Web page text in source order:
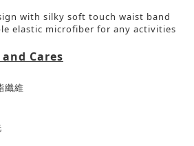
with silky soft touch waist band
elastic microfiber for any activities
Cares
纖維